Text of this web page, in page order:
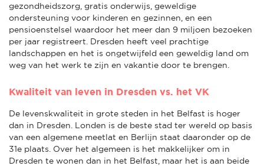
gezondheidszorg, gratis onderwijs, geweldige
ondersteuning voor kinderen en gezinnen, en een
pensioenstelsel waardoor het meer dan 9 miljoen bezoeken
per jaar registreert. Dresden heeft veel prachtige
landschappen en het is ongetwijfeld een geweldig land om
weg van het werk te zijn en vakantie door te brengen.
Kwaliteit van leven in Dresden vs. het VK
De levenskwaliteit in grote steden in het Belfast is hoger
dan in Dresden. Londen is de beste stad ter wereld op basis
van een algemene meetlat en Berlijn staat daaronder op de
31e plaats. Over het algemeen is het makkelijker om in
Dresden te wonen dan in het Belfast, maar het is aan beide